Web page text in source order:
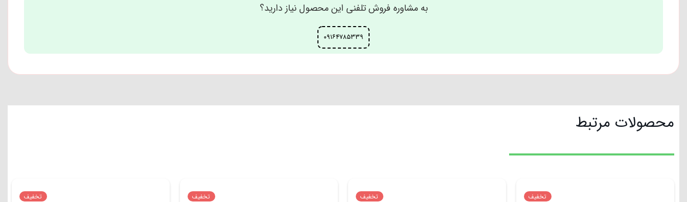
به مشاوره فروش تلفنی این محصول نیاز دارید؟
۰۹۱۶۴۷۸۵۳۳۹
محصولات مرتبط
تخفیف تخفیف تخفیف تخفیف